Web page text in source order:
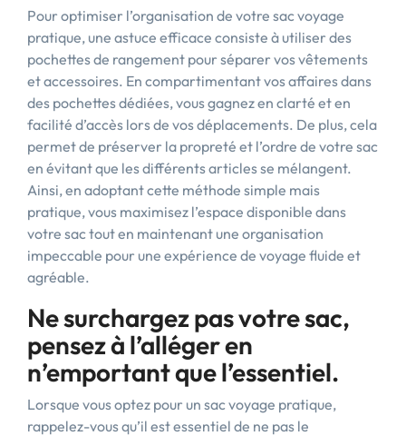
Pour optimiser l’organisation de votre sac voyage
pratique, une astuce efficace consiste à utiliser des
pochettes de rangement pour séparer vos vêtements
et accessoires. En compartimentant vos affaires dans
des pochettes dédiées, vous gagnez en clarté et en
facilité d’accès lors de vos déplacements. De plus, cela
permet de préserver la propreté et l’ordre de votre sac
en évitant que les différents articles se mélangent.
Ainsi, en adoptant cette méthode simple mais
pratique, vous maximisez l’espace disponible dans
votre sac tout en maintenant une organisation
impeccable pour une expérience de voyage fluide et
agréable.
Ne surchargez pas votre sac,
pensez à l’alléger en
n’emportant que l’essentiel.
Lorsque vous optez pour un sac voyage pratique,
rappelez-vous qu’il est essentiel de ne pas le